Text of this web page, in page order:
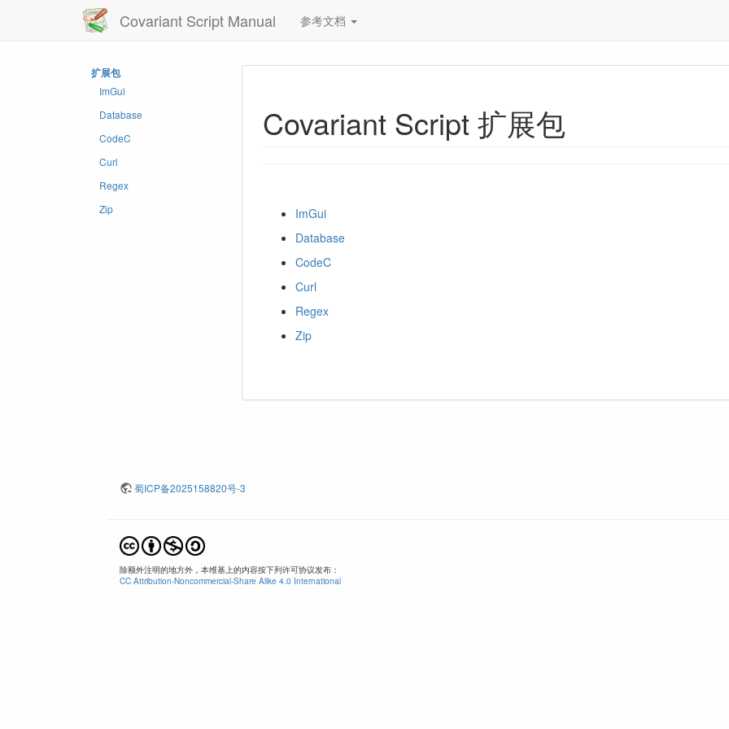
Covariant Script Manual 参考文档
扩展包
ImGui
Database
CodeC
Curl
Regex
Zip
Covariant Script 扩展包
ImGui
Database
CodeC
Curl
Regex
Zip
蜀ICP备2025158820号-3
除额外注明的地方外，本维基上的内容按下列许可协议发布：
CC Attribution-Noncommercial-Share Alike 4.0 International